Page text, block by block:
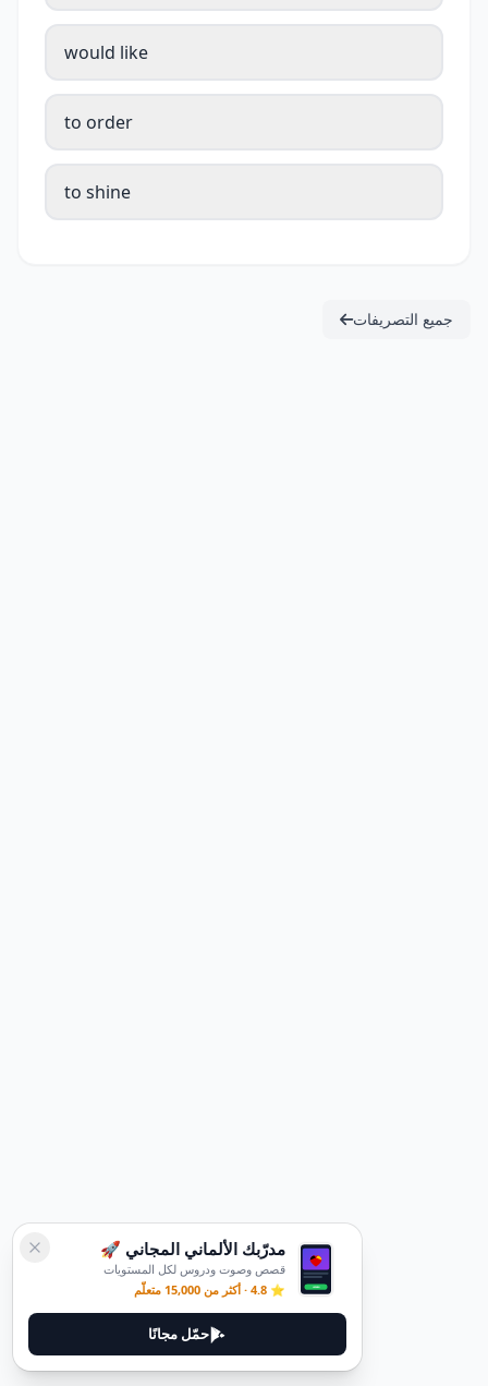
would like
to order
to shine
جميع التصريفات
مدرّبك الألماني المجاني 🚀
قصص وصوت ودروس لكل المستويات
⭐ 4.8 · أكثر من 15,000 متعلّم
حمّل مجانًا